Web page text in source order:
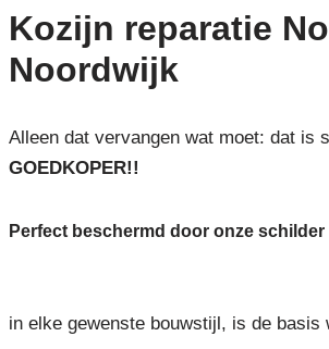
Kozijn reparatie
Noordwijk
Alleen dat vervangen wat moet: dat is
GOEDKOPER!!
Perfect beschermd door onze
in elke gewenste bouwstijl, is de